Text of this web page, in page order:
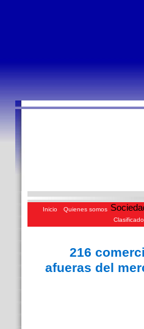
Inicio Quienes somos
216
afueras del